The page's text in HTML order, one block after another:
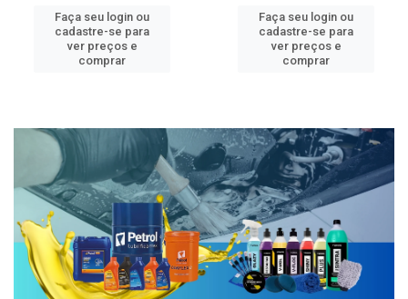
Faça seu login ou
cadastre-se para
ver preços e
comprar
Faça seu login ou
cadastre-se para
ver preços e
comprar